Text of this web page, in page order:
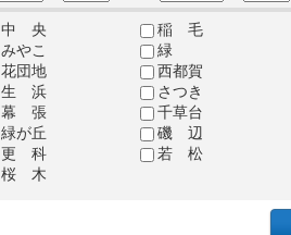
中 央
稲 毛
みやこ
緑
花団地
西都賀
生 浜
さつき
幕 張
千草台
緑が丘
磯 辺
更 科
若 松
桜 木